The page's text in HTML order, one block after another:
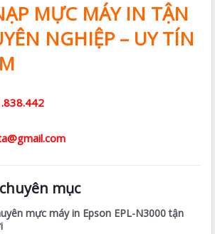
MỰC MÁY IN TẬN
NGHIỆP – UY TÍN
mục
mực máy in Epson EPL-N3000 tận